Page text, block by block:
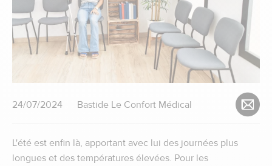
24/07/2024 Bastide Le Confort Médical
L'été est enfin là, apportant avec lui des journées plus
longues et des températures élevées. Pour les